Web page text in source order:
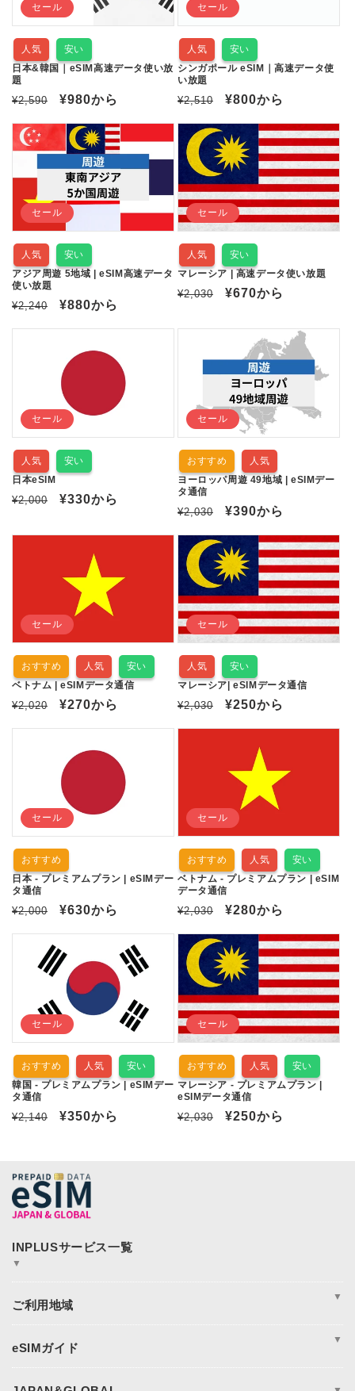
セール
人気
安い
日本&韓国｜eSIM高速データ使い放
題
通
価
¥2,590
セ
ル
価
格
¥980から
セール
人気
安い
シンガポール eSIM｜高速データ使
い放題
通
価
格
¥2,510
セ
ル
格
¥800から
セール
人気
安い
アジア周遊 5地域 | eSIM高速データ
使い放題
通
¥2,240
セ
価
格
¥880から
セール
人気
安い
マレーシア | 高速データ使い放題
通
価
¥2,030
セ
ル
¥670から
セール
人気
安い
日本eSIM
通
価
¥2,000
セ
ル
格
¥330から
セール
おすすめ
人気
ヨーロッパ周遊 49地域 | eSIMデー
タ通信
通
価
格
¥2,030
セ
ル
格
¥390から
セール
おすすめ 人気
安い
ベトナム | eSIMデータ通信
通
¥2,020
セ
価
格
¥270から
セール
人気
安い
マレーシア| eSIMデータ通信
通
¥2,030
セ
格
¥250から
セール
おすすめ
日本 - プレミアムプラン | eSIMデー
タ通信
通
¥2,000
セ
ル
価
格
¥630から
セール
おすすめ 人気
安い
ベトナム - プレミアムプラン | eSIM
データ通信
通
価
格
¥2,030
セ
ル
格
¥280から
セール
おすすめ 人気
安い
韓国 - プレミアムプラン | eSIMデー
タ通信
通
格
¥2,140
セ
価
格
¥350から
セール
おすすめ 人気
安い
マレーシア - プレミアムプラン |
eSIMデータ通信
通
¥2,030
セ
¥250から
▼
365plusWi-Fi
▼
アメリカ
日本eSIM
▼
eSIM対応端末一覧